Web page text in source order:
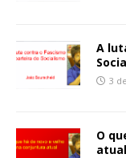
A
3
O
atual